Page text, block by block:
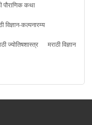
पौराणिक कथा
विज्ञान-कल्पनारम्य
ज्योतिषशास्त्र
मराठी विज्ञान